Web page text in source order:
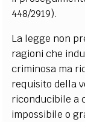
448/2919).
La legge non
ragioni che
criminosa ma
requisito della
riconducibile a
impossibile o